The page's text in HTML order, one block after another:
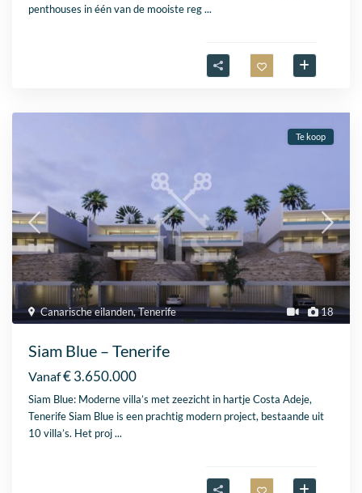
penthouses in één van de mooiste reg...
18
Canarische eilanden,Tenerife
Te koop
Siam Blue – Tenerife
Vanaf€ 3.650.000
Siam Blue: Moderne villa’s met zeezicht in hartje Costa Adeje,
Tenerife Siam Blue is een prachtig modern project, bestaande uit
10 villa’s. Het proj...